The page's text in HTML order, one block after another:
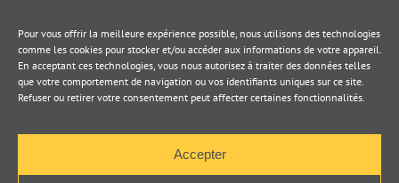
Pour vous offrir la meilleure expérience possible, nous utilisons des technologies
comme les cookies pour stocker et/ou accéder aux informations de votre appareil.
En acceptant ces technologies, vous nous autorisez à traiter des données telles
que votre comportement de navigation ou vos identifiants uniques sur ce site.
Refuser ou retirer votre consentement peut affecter certaines fonctionnalités.
Accepter
DOCUMENT JURIDIQUE
Politique de cookies